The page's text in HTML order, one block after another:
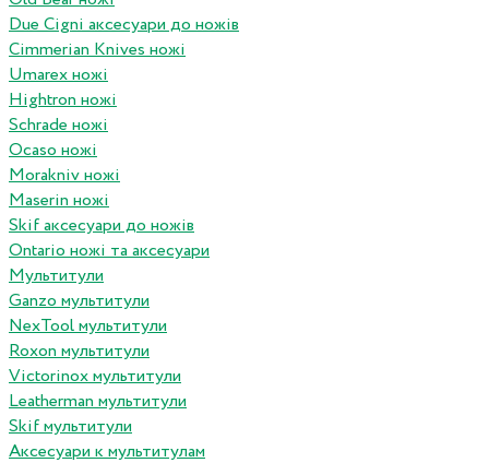
Due Cigni аксесуари до ножів
Cimmerian Knives ножі
Umarex ножі
Hightron ножі
Schrade ножі
Ocaso ножі
Morakniv ножі
Maserin ножі
Skif аксесуари до ножів
Ontario ножі та аксесуари
Мультитули
Ganzo мультитули
NexTool мультитули
Roxon мультитули
Victorinox мультитули
Leatherman мультитули
Skif мультитули
Аксесуари к мультитулам